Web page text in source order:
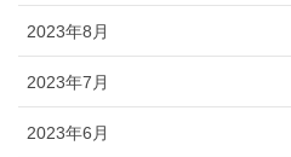
2023年8月
2023年7月
2023年6月